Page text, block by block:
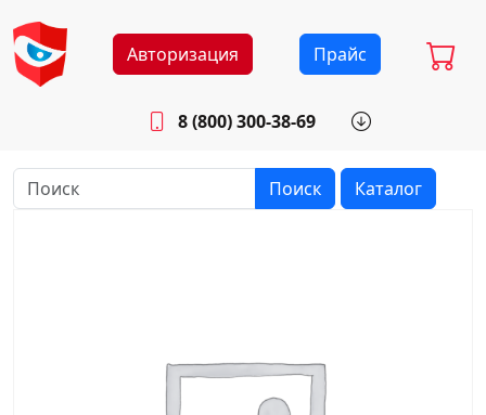
Авторизация Прайс
8 (800) 300-38-69
Будни: 8.30 - 17.00
Поиск Каталог